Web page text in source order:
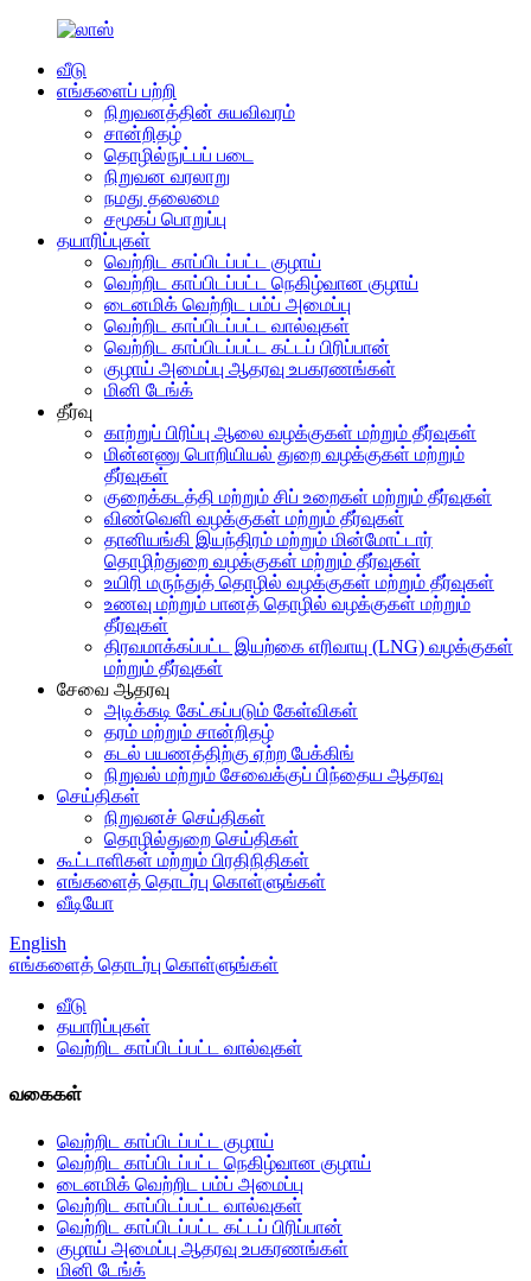
வீடு
எங்களைப் பற்றி
நிறுவனத்தின் சுயவிவரம்
சான்றிதழ்
தொழில்நுட்பப் படை
நிறுவன வரலாறு
நமது தலைமை
சமூகப் பொறுப்பு
தயாரிப்புகள்
வெற்றிட காப்பிடப்பட்ட குழாய்
வெற்றிட காப்பிடப்பட்ட நெகிழ்வான குழாய்
டைனமிக் வெற்றிட பம்ப் அமைப்பு
வெற்றிட காப்பிடப்பட்ட வால்வுகள்
வெற்றிட காப்பிடப்பட்ட கட்டப் பிரிப்பான்
குழாய் அமைப்பு ஆதரவு உபகரணங்கள்
மினி டேங்க்
தீர்வு
காற்றுப் பிரிப்பு ஆலை வழக்குகள் மற்றும் தீர்வுகள்
மின்னணு பொறியியல் துறை வழக்குகள் மற்றும்
தீர்வுகள்
குறைக்கடத்தி மற்றும் சிப் உறைகள் மற்றும் தீர்வுகள்
விண்வெளி வழக்குகள் மற்றும் தீர்வுகள்
தானியங்கி இயந்திரம் மற்றும் மின்மோட்டார்
தொழிற்துறை வழக்குகள் மற்றும் தீர்வுகள்
உயிரி மருந்துத் தொழில் வழக்குகள் மற்றும் தீர்வுகள்
உணவு மற்றும் பானத் தொழில் வழக்குகள் மற்றும்
தீர்வுகள்
திரவமாக்கப்பட்ட இயற்கை எரிவாயு (LNG) வழக்குகள்
மற்றும் தீர்வுகள்
சேவை ஆதரவு
அடிக்கடி கேட்கப்படும் கேள்விகள்
தரம் மற்றும் சான்றிதழ்
கடல் பயணத்திற்கு ஏற்ற பேக்கிங்
நிறுவல் மற்றும் சேவைக்குப் பிந்தைய ஆதரவு
செய்திகள்
நிறுவனச் செய்திகள்
தொழில்துறை செய்திகள்
கூட்டாளிகள் மற்றும் பிரதிநிதிகள்
எங்களைத் தொடர்பு கொள்ளுங்கள்
வீடியோ
English
எங்களைத் தொடர்பு கொள்ளுங்கள்
வீடு
தயாரிப்புகள்
வெற்றிட காப்பிடப்பட்ட வால்வுகள்
வகைகள்
வெற்றிட காப்பிடப்பட்ட குழாய்
வெற்றிட காப்பிடப்பட்ட நெகிழ்வான குழாய்
டைனமிக் வெற்றிட பம்ப் அமைப்பு
வெற்றிட காப்பிடப்பட்ட வால்வுகள்
வெற்றிட காப்பிடப்பட்ட கட்டப் பிரிப்பான்
குழாய் அமைப்பு ஆதரவு உபகரணங்கள்
மினி டேங்க்